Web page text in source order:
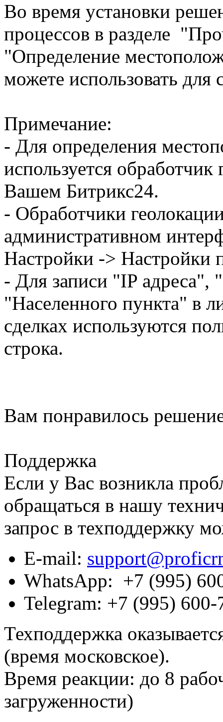
Во время установки
процессов в разделе
"Определение
можете использовать для
Примечание:
- Для определения
используется
Вашем Битрикс24.
- Обработчики
административном
Настройки -> Настройки
- Для записи "IP
"Населенного пункта" в
сделках используются
строка.
Вам понравилось
Поддержка
Если у Вас возникла
обращаться в нашу
запрос в техподдержку
E-mail:
WhatsApp: +7 (995)
Telegram: +7 (995) 600-
Техподдержка
(время московское).
Время реакции: до 8
загруженности)